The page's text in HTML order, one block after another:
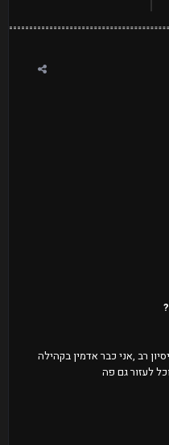
רב ,אני כבר אדמין בקהילה
לעזור גם פה